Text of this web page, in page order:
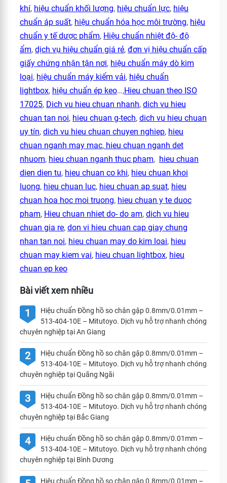
khí, hiệu chuẩn khối lượng, hiệu chuẩn lực, hiệu
chuẩn áp suất, hiệu chuẩn hóa học môi trường, hiệu
chuẩn y tế dược phẩm, Hiệu chuẩn nhiệt độ- độ
ẩm, dịch vụ hiệu chuẩn giá rẻ, đơn vị hiệu chuẩn cấp
giấy chứng nhận tận nơi, hiệu chuẩn máy dò kim
loại, hiệu chuẩn máy kiểm vải, hiệu chuẩn
lightbox, hiệu chuẩn ép keo…,Hieu chuan theo ISO
17025, Dich vu hieu chuan nhanh, dich vu hieu
chuan tan noi, hieu chuan g-tech, dich vu hieu chuan
uy tín, dich vu hieu chuan chuyen nghiep, hieu
chuan nganh may mac, hieu chuan nganh det
nhuom, hieu chuan nganh thuc pham, hieu chuan
dien dien tu, hieu chuan co khi, hieu chuan khoi
luong, hieu chuan luc, hieu chuan ap suat, hieu
chuan hoa hoc moi truong, hieu chuan y te duoc
pham, Hieu chuan nhiet do- do am, dich vu hieu
chuan gia re, don vi hieu chuan cap giay chung
nhan tan noi, hieu chuan may do kim loai, hieu
chuan may kiem vai, hieu chuan lightbox, hieu
chuan ep keo
Bài viết xem nhiều
1
Hiệu chuẩn Đồng hồ so chân gập 0.8mm/0.01mm –
513-404-10E – Mitutoyo. Dịch vụ hỗ trợ nhanh chóng
chuyên nghiệp tại An Giang
2
Hiệu chuẩn Đồng hồ so chân gập 0.8mm/0.01mm –
513-404-10E – Mitutoyo. Dịch vụ hỗ trợ nhanh chóng
chuyên nghiệp tại Quãng Ngãi
3
Hiệu chuẩn Đồng hồ so chân gập 0.8mm/0.01mm –
513-404-10E – Mitutoyo. Dịch vụ hỗ trợ nhanh chóng
chuyên nghiệp tại Bắc Giang
4
Hiệu chuẩn Đồng hồ so chân gập 0.8mm/0.01mm –
513-404-10E – Mitutoyo. Dịch vụ hỗ trợ nhanh chóng
chuyên nghiệp tại Bình Dương
Hiệu chuẩn Đồng hồ so chân gập 0.8mm/0.01mm –